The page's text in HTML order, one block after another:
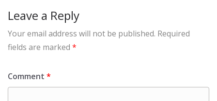
Leave a Reply
Your email address will not be published. Required
fields are marked *
Comment *